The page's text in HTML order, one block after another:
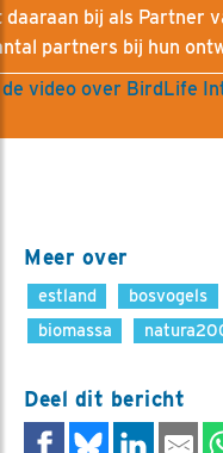
daaraan bij als Partner
partners bij hun
video over BirdLife
Meer over
estland bosvogels
biomassa
Deel dit bericht